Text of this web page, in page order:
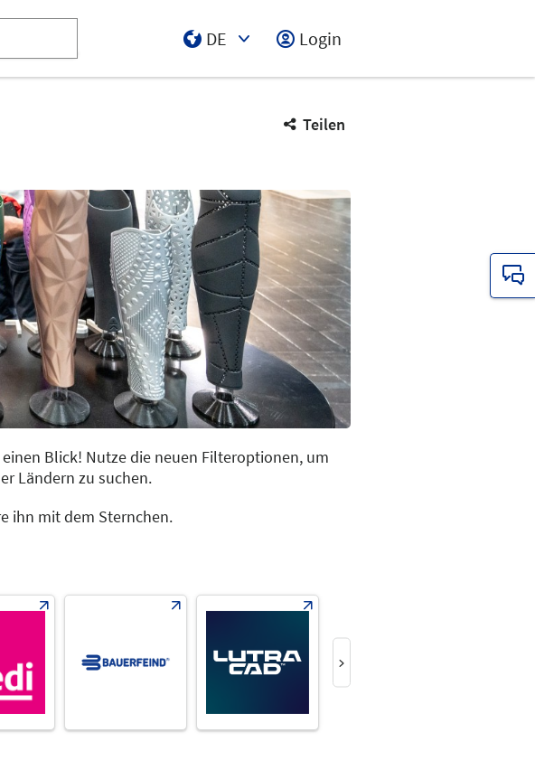
DE
Login
Teilen
Blick! Nutze die neuen Filteroptionen, um
Ländern zu suchen.
ihn mit dem Sternchen.